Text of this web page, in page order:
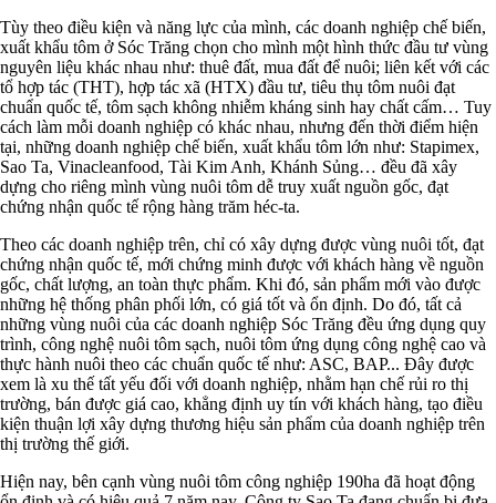
Tùy theo điều kiện và năng lực của mình, các doanh nghiệp chế biến,
xuất khẩu tôm ở Sóc Trăng chọn cho mình một hình thức đầu tư vùng
nguyên liệu khác nhau như: thuê đất, mua đất để nuôi; liên kết với các
tổ hợp tác (THT), hợp tác xã (HTX) đầu tư, tiêu thụ tôm nuôi đạt
chuẩn quốc tế, tôm sạch không nhiễm kháng sinh hay chất cấm… Tuy
cách làm mỗi doanh nghiệp có khác nhau, nhưng đến thời điểm hiện
tại, những doanh nghiệp chế biến, xuất khẩu tôm lớn như: Stapimex,
Sao Ta, Vinacleanfood, Tài Kim Anh, Khánh Sủng… đều đã xây
dựng cho riêng mình vùng nuôi tôm dễ truy xuất nguồn gốc, đạt
chứng nhận quốc tế rộng hàng trăm héc-ta.
Theo các doanh nghiệp trên, chỉ có xây dựng được vùng nuôi tốt, đạt
chứng nhận quốc tế, mới chứng minh được với khách hàng về nguồn
gốc, chất lượng, an toàn thực phẩm. Khi đó, sản phẩm mới vào được
những hệ thống phân phối lớn, có giá tốt và ổn định. Do đó, tất cả
những vùng nuôi của các doanh nghiệp Sóc Trăng đều ứng dụng quy
trình, công nghệ nuôi tôm sạch, nuôi tôm ứng dụng công nghệ cao và
thực hành nuôi theo các chuẩn quốc tế như: ASC, BAP... Đây được
xem là xu thế tất yếu đối với doanh nghiệp, nhằm hạn chế rủi ro thị
trường, bán được giá cao, khẳng định uy tín với khách hàng, tạo điều
kiện thuận lợi xây dựng thương hiệu sản phẩm của doanh nghiệp trên
thị trường thế giới.
Hiện nay, bên cạnh vùng nuôi tôm công nghiệp 190ha đã hoạt động